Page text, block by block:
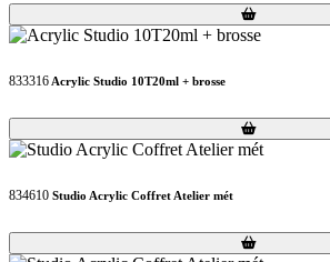
Loading...
Loading...
833316 Acrylic Studio 10T20ml + brosse
Loading...
Loading...
834610 Studio Acrylic Coffret Atelier mét
Loading...
Loading...